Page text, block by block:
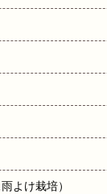
よけ栽培）